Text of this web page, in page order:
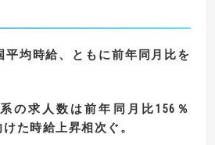
平均時給、ともに前年同月比を
の求人数は前年同月比156 ％
た時給上昇相次ぐ。